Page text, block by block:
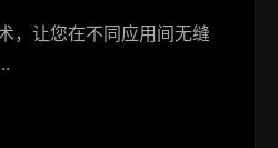
，让您在不同应用间无缝